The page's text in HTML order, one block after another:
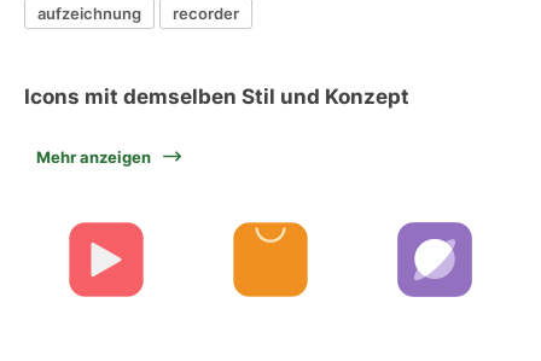
aufzeichnung
recorder
Icons mit demselben Stil und Konzept
Mehr anzeigen